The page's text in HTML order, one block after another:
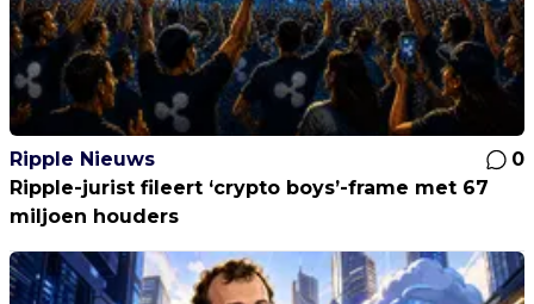
Ripple Nieuws
0
Ripple-jurist fileert ‘crypto boys’-frame met 67
miljoen houders